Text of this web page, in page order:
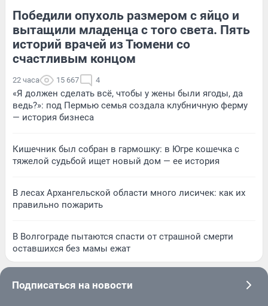
Победили опухоль размером с яйцо и
вытащили младенца с того света. Пять
историй врачей из Тюмени со
счастливым концом
22 часа 15 667 4
«Я должен сделать всё, чтобы у жены были ягоды, да
ведь?»: под Пермью семья создала клубничную ферму
— история бизнеса
Кишечник был собран в гармошку: в Югре кошечка с
тяжелой судьбой ищет новый дом — ее история
В лесах Архангельской области много лисичек: как их
правильно пожарить
В Волгограде пытаются спасти от страшной смерти
оставшихся без мамы ежат
Подписаться на новости